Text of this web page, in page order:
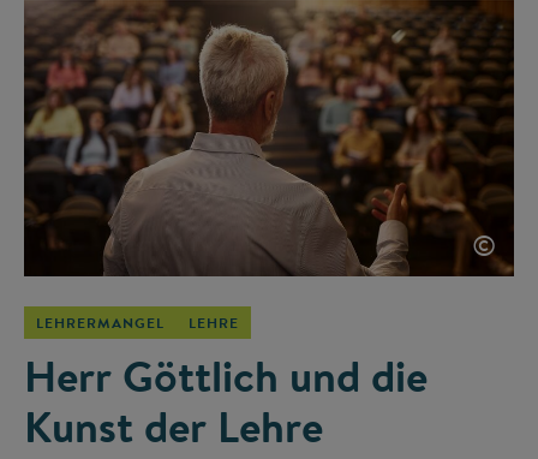
©
LEHRERMANGEL LEHRE
Herr Göttlich und die
Kunst der Lehre